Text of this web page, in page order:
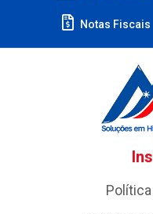
Notas Fiscais